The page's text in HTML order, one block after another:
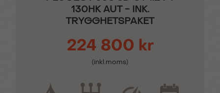
Mörktonade bakrutor
Navigation med
Parkeringssensor bak Parkeringssensor fram
130HK AUT - INK.
TRYGGHETSPAKET
224 800 kr
(inkl.moms)